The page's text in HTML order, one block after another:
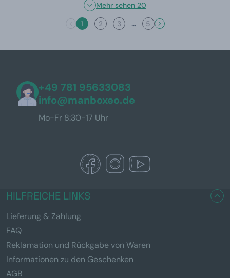
Mehr sehen 20
1
2 3 ... 5
+49 781 95633083
info@manboxeo.de
Mo-Fr 8:30-17 Uhr
HILFREICHE LINKS
Lieferung & Zahlung
FAQ
Reklamation und Rückgabe von Waren
Informationen zu den Geschenken
AGB